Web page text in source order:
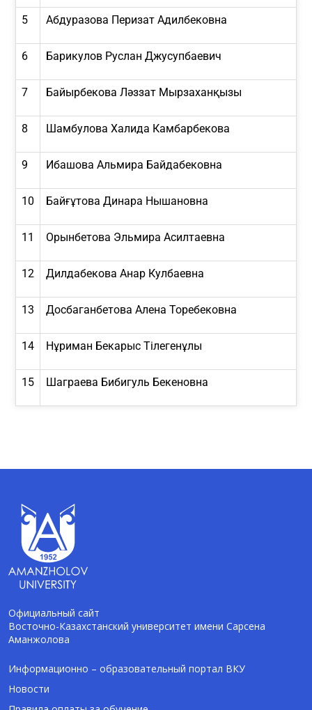
5 Абдуразова Перизат Адилбековна
6 Барикулов Руслан Джусупбаевич
7 Байырбекова Ләззат Мырзаханқызы
8 Шамбулова Халида Камбарбекова
9 Ибашова Альмира Байдабековна
10 Байғұтова Динара Нышановна
11 Орынбетова Эльмира Асилтаевна
12 Дилдабекова Анар Кулбаевна
13 Досбаганбетова Алена Торебековна
14 Нұриман Бекарыс Тілегенұлы
15 Шаграева Бибигуль Бекеновна
Официальный сайт
Восточно-Казахстанский университет имени Сарсена
Аманжолова
Информационно – образовательный портал ВКУ
Новости
Помощник Amanzholov University
Здравствуйте! Я AI-Talapker — помощник